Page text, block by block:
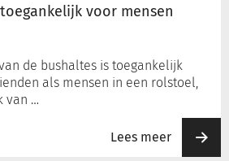
voor mensen
de bushaltes is toegankelijk
als mensen in een rolstoel,
van …
Lees meer